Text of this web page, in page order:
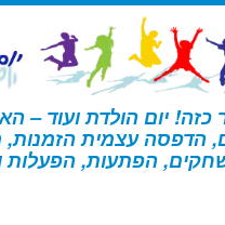
כזה! יום הולדת ועוד –
הדפסה עצמית הזמנות,
הפתעות, הפעלות